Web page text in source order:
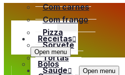
Com carnes
Com frango
Pizza
Sorvete
Tortas
Saúde
Open menu
Receitas
Open menu
Bolos